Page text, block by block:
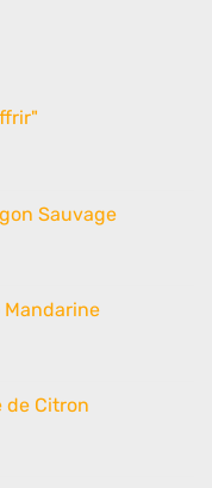
Sauvage
Mandarine
de Citron